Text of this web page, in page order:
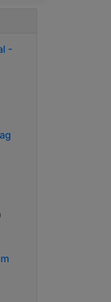
-